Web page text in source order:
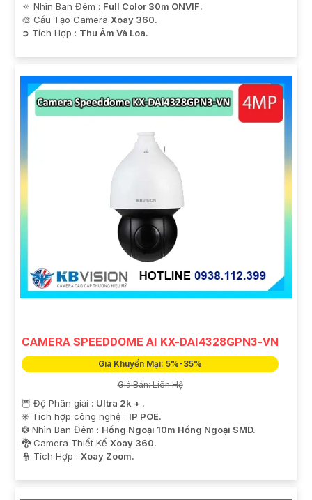
🔅 Nhìn Ban Đêm : Full Color 30m ONVIF.
🎨 Cấu Tạo Camera Xoay 360.
️➲ Tích Hợp : Thu Âm Và Loa.
CAMERA SPEEDDOME AI KX-DAI4328GPN3-VN
Giá Khuyến Mại: 5%-35%
Giá Bán: Liên Hệ
🦉 Độ Phân giải : Ultra 2k + .
✳️ Tích hợp công nghệ : IP POE.
❂ Nhìn Ban Đêm : Hồng Ngoại 10m Hồng Ngoại SMD.
🐉️ Camera Thiết Kế Xoay 360.
️👮 Tích Hợp : Xoay Zoom.